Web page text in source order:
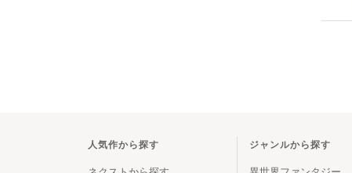
人気作から探す ジャンルから探す